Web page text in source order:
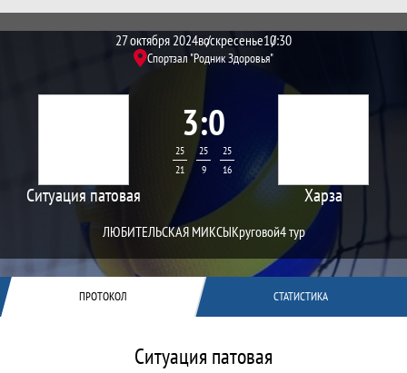
Протокол и события матча
Матч
27 октября 2024воскресенье10:30
Спортзал "Родник Здоровья"
Ситуация патовая
3 0
25
21
25
9
25
16
Харза
ЛЮБИТЕЛЬСКАЯ МИКСЫКруговой4 тур
ПРОТОКОЛ СТАТИСТИКА
Ситуация патовая